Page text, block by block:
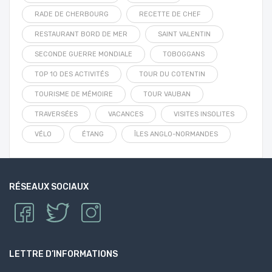
RADE DE CHERBOURG RECETTE DE CHEF
RESTAURANT BORD DE MER SAINT VALENTIN
SECONDE GUERRE MONDIALE TOBOGGANS
TOP 10 DES ACTIVITÉS TOUR DU COTENTIN
TOURISME DE MÉMOIRE TOUR VAUBAN
TRAVERSÉES VACANCES VISITES INSOLITES
VÉLO ÉTANG ÎLES ANGLO-NORMANDES
RÉSEAUX SOCIAUX
LETTRE D’INFORMATIONS